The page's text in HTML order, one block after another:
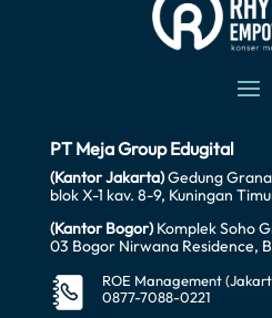
PT Meja Group Edugital
(Kantor Jakarta)Gedung
blok X-1 kav. 8-9, Kuningan
(Kantor Bogor)Komplek Soho
03 Bogor Nirwana Residence,
ROE Management
0877-7088-0221